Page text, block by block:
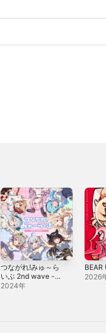
つながれ!みゅ～ら
いぶ 2nd wave -
Single
2024年
BEAR
2026